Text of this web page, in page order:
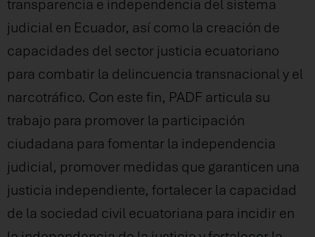
transparencia e independencia del sistema
judicial en Ecuador, así como la creación de
capacidades del sector justicia ecuatoriano
para combatir la delincuencia transnacional y el
narcotráfico. Con este fin, PADF articula su
trabajo para promover la participación
ciudadana para fomentar la independencia
judicial, promover medidas que garanticen una
justicia independiente, fortalecer la capacidad
de la sociedad civil ecuatoriana para incidir en